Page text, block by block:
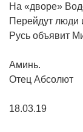
На «дворе»
Перейдут люди
Русь объявит
Аминь.
Отец Абсолют
18.03.19